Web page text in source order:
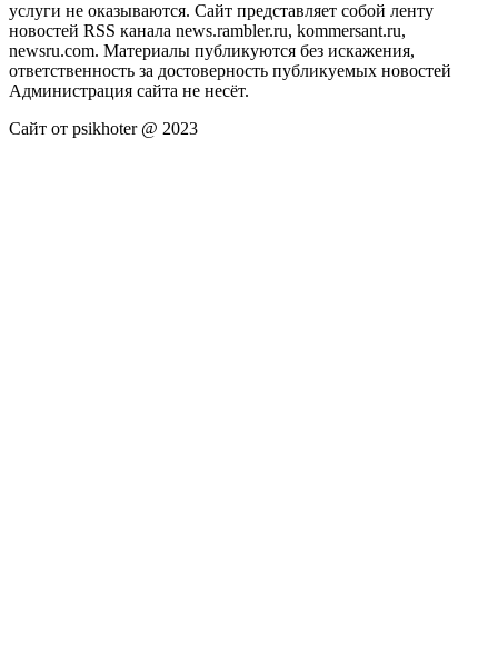
услуги не оказываются. Сайт представляет собой ленту
новостей RSS канала news.rambler.ru, kommersant.ru,
newsru.com. Материалы публикуются без искажения,
ответственность за достоверность публикуемых новостей
Администрация сайта не несёт.
Сайт от psikhoter @ 2023